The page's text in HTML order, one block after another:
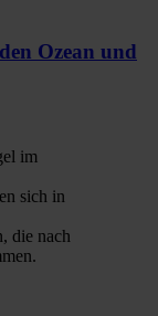
Ozean und
im
sich in
die nach